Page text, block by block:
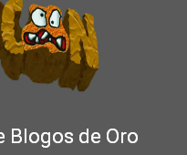
Blogos de Oro